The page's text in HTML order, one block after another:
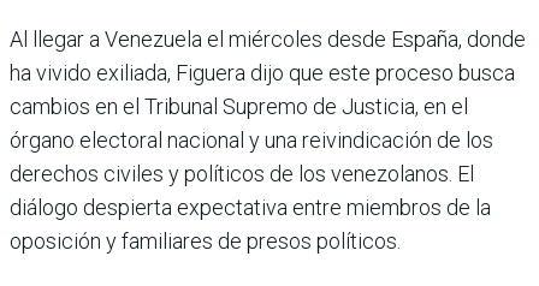
Al llegar a Venezuela el miércoles desde España, donde
ha vivido exiliada, Figuera dijo que este proceso busca
cambios en el Tribunal Supremo de Justicia, en el
órgano electoral nacional y una reivindicación de los
derechos civiles y políticos de los venezolanos. El
diálogo despierta expectativa entre miembros de la
oposición y familiares de presos políticos.